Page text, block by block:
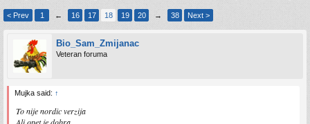
< Prev 1 ← 16 17 18 19 20 → 38 Next >
Bio_Sam_Zmijanac
Veteran foruma
Mujka said: ↑
To nije nordic verzija